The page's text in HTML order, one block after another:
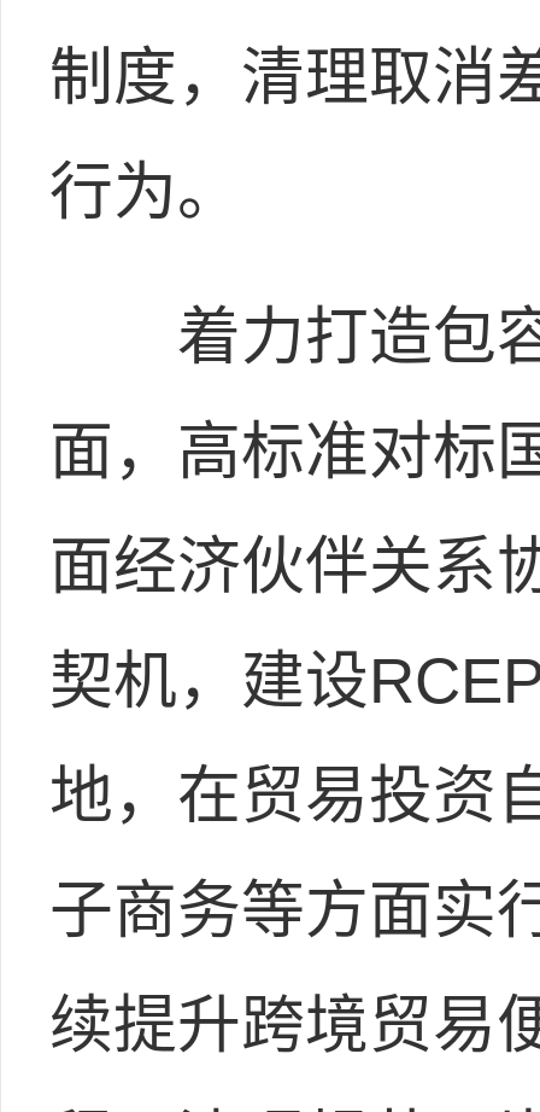
制度，清理取消
行为。
着力打造包容
面，高标准对标
面经济伙伴关系
契机，建设
地，在贸易投资
子商务等方面实
续提升跨境贸易